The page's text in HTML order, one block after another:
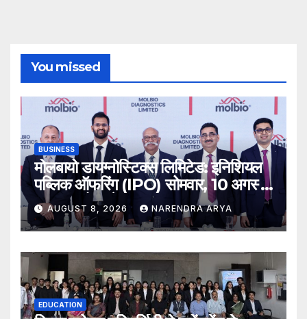
You missed
BUSINESS
मोलबायो डायग्नोस्टिक्स लिमिटेड: इनिशियल
पब्लिक ऑफरिंग (IPO) सोमवार, 10 अगस्त,
2026 को खुलेगा
AUGUST 8, 2026 NARENDRA ARYA
EDUCATION